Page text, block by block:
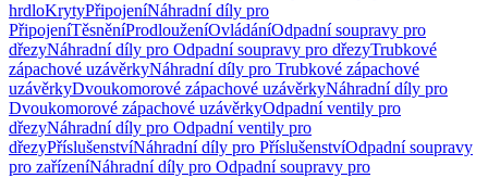
hrdloKrytyPřipojeníNáhradní díly pro
PřipojeníTěsněníProdlouženíOvládáníOdpadní soupravy pro
dřezyNáhradní díly pro Odpadní soupravy pro dřezyTrubkové
zápachové uzávěrkyNáhradní díly pro Trubkové zápachové
uzávěrkyDvoukomorové zápachové uzávěrkyNáhradní díly pro
Dvoukomorové zápachové uzávěrkyOdpadní ventily pro
dřezyNáhradní díly pro Odpadní ventily pro
dřezyPříslušenstvíNáhradní díly pro PříslušenstvíOdpadní soupravy
pro zařízeníNáhradní díly pro Odpadní soupravy pro